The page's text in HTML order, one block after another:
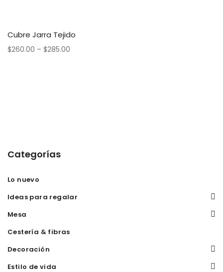
Cubre Jarra Tejido
$260.00 – $285.00
Categorías
Lo nuevo
Ideas para regalar
Mesa
Cestería & fibras
Decoración
Estilo de vida